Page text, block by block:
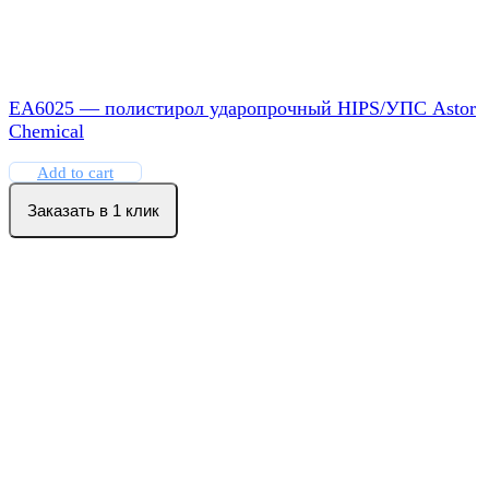
EA6025 — полистирол ударопрочный HIPS/УПС Astor
Chemical
Add to cart
Заказать в 1 клик